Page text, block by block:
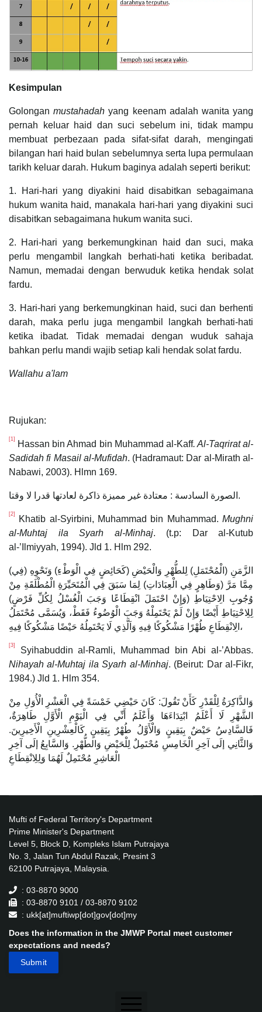
Kesimpulan
Golonganmustahadah yang keenam adalah wanita yang
pernah keluar haid dan suci sebelum ini, tidak mampu
membuat perbezaan pada sifat-sifat darah, mengingati
bilangan hari haid bulan sebelumnya serta lupa permulaan
tarikh keluar darah. Hukum baginya adalah seperti berikut:
1. Hari-hari yang diyakini haid disabitkan sebagaimana
hukum wanita haid, manakala hari-hari yang diyakini suci
disabitkan sebagaimana hukum wanita suci.
2. Hari-hari yang berkemungkinan haid dan suci, maka
perlu mengambil langkah berhati-hati ketika beribadat.
Namun, memadai dengan berwuduk ketika hendak solat
fardu.
3. Hari-hari yang berkemungkinan haid, suci dan berhenti
darah, maka perlu juga mengambil langkah berhati-hati
ketika ibadat. Tidak memadai dengan wuduk sahaja
bahkan perlu mandi wajib setiap kali hendak solat fardu.
Wallahu a'lam
Rujukan:
[1] Hassan bin Ahmad bin Muhammad al-Kaff. Al-Taqrirat al-
Sadidah fi Masail al-Mufidah. (Hadramaut: Dar al-Mirath al-
Nabawi, 2003). Hlmn 169.
الصورة السادسة : معتادة غير مميزة ذاكرة لعادتها قدرا لا وقتا.
[2] Khatib al-Syirbini, Muhammad bin Muhammad. Mughni
al-Muhtaj ila Syarh al-Minhaj. (t.p: Dar al-Kutub
al-’Ilmiyyah, 1994). Jld 1. Hlm 292.
(فِي) الزَّمَنِ (الْمُحْتَمَلِ) لِلطُّهْرِ وَالْحَيْضِ (كَحَائِضٍ فِي الْوَطْءِ) وَنَحْوِهِ
مِمَّا مَرَّ (وَطَاهِرٍ فِي الْعِبَادَاتِ) لِمَا سَبَقَ فِي الْمُتَحَيِّرَةِ الْمُطْلَقَةِ مِنْ
وُجُوبِ الِاحْتِيَاطِ (وَإِنْ احْتَمَلَ انْقِطَاعًا وَجَبَ الْغُسْلُ لِكُلِّ فَرْضٍ)
لِلِاحْتِيَاطِ أَيْضًا وَإِنْ لَمْ يَحْتَمِلْهُ وَجَبَ الْوُضُوءُ فَقَطْ، وَيُسَمَّى مُحْتَمَلُ
الِانْقِطَاعِ طُهْرًا مَشْكُوكًا فِيهِ وَاَلَّذِي لَا يَحْتَمِلُهُ حَيْضًا مَشْكُوكًا فِيهِ،
[3]
Syihabuddin al-Ramli, Muhammad bin Abi al-’Abbas.
Nihayah al-Muhtaj ila Syarh al-Minhaj. (Beirut: Dar al-Fikr,
1984.) Jld 1. Hlm 354.
وَالذَّاكِرَةُ لِلْقَدْرِ كَأَنْ تَقُولَ: كَانَ حَيْضِي خَمْسَةً فِي الْعَشْرِ الْأُوَلِ مِنْ
الشَّهْرِ لَا أَعْلَمُ ابْتِدَاءَهَا وَأَعْلَمُ أَنِّي فِي الْيَوْمِ الْأَوَّلِ طَاهِرَةٌ،
فَالسَّادِسُ حَيْضٌ بِيَقِينٍ وَالْأَوَّلُ طُهْرٌ بِيَقِينٍ كَالْعِشْرِينِ الْأَخِيرِينَ.
وَالثَّانِي إلَى آخِرِ الْخَامِسِ مُحْتَمِلٌ لِلْحَيْضِ وَالطُّهْرِ. وَالسَّابِعُ إلَى آخِرِ
الْعَاشِرِ مُحْتَمِلٌ لَهُمَا وَلِلِانْقِطَاعِ
Mufti of Federal Territory's Department
Prime Minister's Department
Level 5, Block D, Kompleks Islam Putrajaya
No. 3, Jalan Tun Abdul Razak, Presint 3
62100 Putrajaya, Malaysia.
: 03-8870 9000
: 03-8870 9101 / 03-8870 9102
: ukk[at]muftiwp[dot]gov[dot]my
Does the information in the JMWP Portal meet customer
expectations and needs?